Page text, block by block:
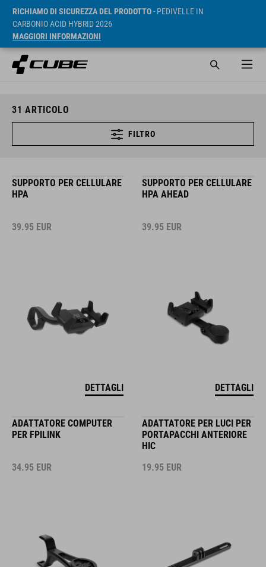
RICHIAMO DI SICUREZZA DEL PRODOTTO- PEDIVELLE IN
CARBONIO ACID HYBRID 2026
MAGGIORI INFORMAZIONI
31 ARTICOLO
FILTRO
SUPPORTO PER CELLULARE
HPA
39.95 EUR
DETTAGLI
SUPPORTO PER CELLULARE
HPA AHEAD
39.95 EUR
DETTAGLI
ADATTATORE COMPUTER
PER FPILINK
34.95 EUR
ADATTATORE PER LUCI PER
PORTAPACCHI ANTERIORE
HIC
19.95 EUR